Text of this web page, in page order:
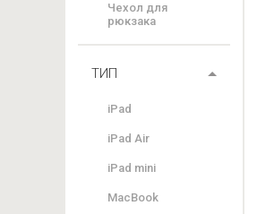
Чехол для
рюкзака
ТИП
iPad
iPad Air
iPad mini
MacBook